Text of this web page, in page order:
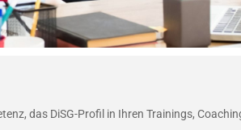
das DiSG-Profil in Ihren Trainings,